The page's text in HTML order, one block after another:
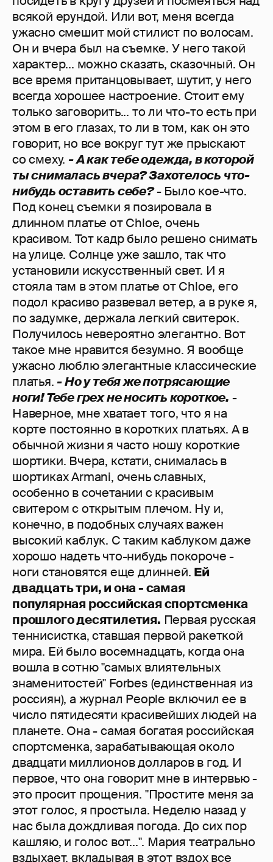
всякой ерундой. Или вот, меня всегда
ужасно смешит мой стилист по волосам.
Он и вчера был на съемке. У него такой
характер... можно сказать, сказочный. Он
все время пританцовывает, шутит, у него
всегда хорошее настроение. Стоит ему
только заговорить... то ли что-то есть при
этом в его глазах, то ли в том, как он это
говорит, но все вокруг тут же прыскают
со смеху.- А как тебе одежда, в которой
ты снималась вчера? Захотелось что-
нибудь оставить себе?- Было кое-что.
Под конец съемки я позировала в
длинном платье от Chloe, очень
красивом. Тот кадр было решено снимать
на улице. Солнце уже зашло, так что
установили искусственный свет. И я
стояла там в этом платье от Chloe, его
подол красиво развевал ветер, а в руке я,
по задумке, держала легкий свитерок.
Получилось невероятно элегантно. Вот
такое мне нравится безумно. Я вообще
ужасно люблю элегантные классические
платья.- Но у тебя же потрясающие
ноги! Тебе грех не носить короткое. -
Наверное, мне хватает того, что я на
корте постоянно в коротких платьях. А в
обычной жизни я часто ношу короткие
шортики. Вчера, кстати, снималась в
шортиках Armani, очень славных,
особенно в сочетании с красивым
свитером с открытым плечом. Ну и,
конечно, в подобных случаях важен
высокий каблук. С таким каблуком даже
хорошо надеть что-нибудь покороче -
ноги становятся еще длинней. Ей
двадцать три, и она - самая
популярная российская спортсменка
прошлого десятилетия. Первая русская
теннисистка, ставшая первой ракеткой
мира. Ей было восемнадцать, когда она
вошла в сотню "самых влиятельных
знаменитостей" Forbes (единственная из
россиян), а журнал People включил ее в
число пятидесяти красивейших людей на
планете. Она - самая богатая российская
спортсменка, зарабатывающая около
двадцати миллионов долларов в год. И
первое, что она говорит мне в интервью -
это просит прощения. "Простите меня за
этот голос, я простыла. Неделю назад у
нас была дождливая погода. До сих пор
кашляю, и голос вот...". Мария театрально
вздыхает, вкладывая в этот вздох все